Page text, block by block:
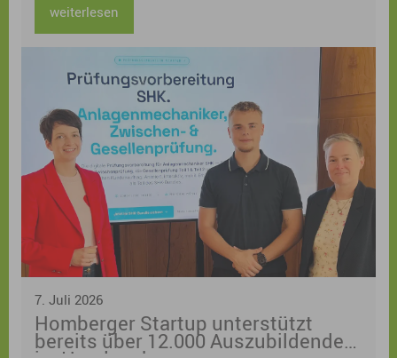
zur Teilnahme am Gartenwettbewerb „Klimaangepasste
und naturnahe Gärten“ im Klimaquartier Nieder-Ofleiden
ein.
weiterlesen
7. Juli 2026
Homberger Startup unterstützt
bereits über 12.000 Auszubildende